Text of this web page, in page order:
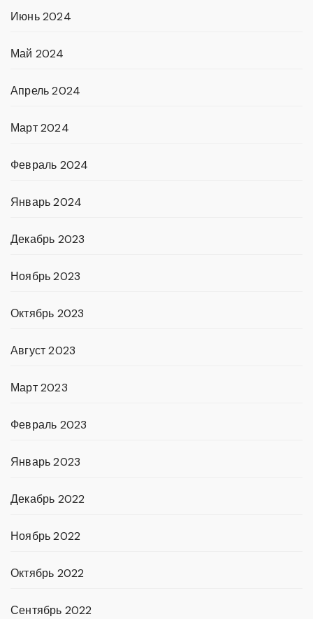
Июнь 2024
Май 2024
Апрель 2024
Март 2024
Февраль 2024
Январь 2024
Декабрь 2023
Ноябрь 2023
Октябрь 2023
Август 2023
Март 2023
Февраль 2023
Январь 2023
Декабрь 2022
Ноябрь 2022
Октябрь 2022
Сентябрь 2022